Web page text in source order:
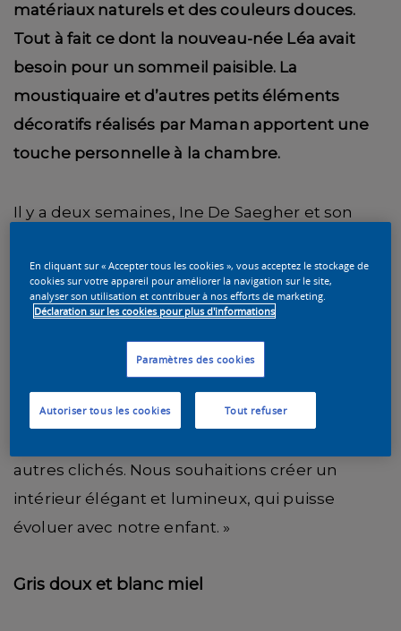
matériaux naturels et des couleurs douces.
Tout à fait ce dont la nouveau-née Léa avait
besoin pour un sommeil paisible. La
moustiquaire et d’autres petits éléments
décoratifs réalisés par Maman apportent une
touche personnelle à la chambre.
Il y a deux semaines, Ine De Saegher et son
grande aventure parentale. Heureusement, la
chambre du bébé était prête juste à temps
pas si nous attendions une fille ou un garçon…
alors nous avons opté pour une approche
neutre », explique Ine. « Sans couleurs de bébé
autres clichés. Nous souhaitions créer un
intérieur élégant et lumineux, qui puisse
évoluer avec notre enfant. »
Gris doux et blanc miel
En cliquant sur « Accepter tous les cookies », vous acceptez le stockage de
cookies sur votre appareil pour améliorer la navigation sur le site,
analyser son utilisation et contribuer à nos efforts de marketing.
Déclaration sur les cookies pour plus d'informations
Paramètres des cookies
Tout refuser
Autoriser tous les cookies